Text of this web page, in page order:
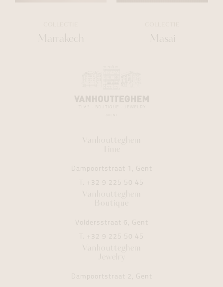
Marrakech Masai
Vanhoutteghem
Time
Dampoortstraat 1, Gent
T. +32 9 225 50 45
Vanhoutteghem
Boutique
Voldersstraat 6, Gent
T. +32 9 225 50 45
Vanhoutteghem
Jewelry
Dampoortstraat 2, Gent